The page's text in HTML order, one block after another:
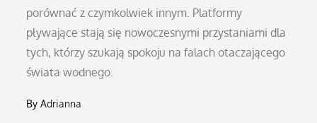
porównać z czymkolwiek innym. Platformy
pływające stają się nowoczesnymi przystaniami dla
tych, którzy szukają spokoju na falach otaczającego
świata wodnego.
ByAdrianna